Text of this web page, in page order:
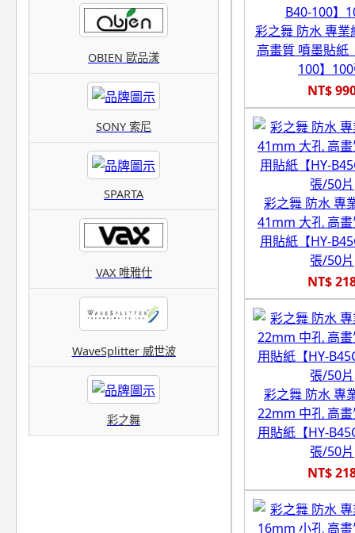
OBIEN 歐品漾
SONY 索尼
SPARTA
VAX 唯雅仕
WaveSplitter 威世波
彩之舞
彩之舞 防水 專業
高畫質 噴墨貼紙
100】
NT$
彩之舞 防水 專
41mm 大孔 高
用貼紙【HY-
張/50片
NT$
彩之舞 防水 專
22mm 中孔 高
用貼紙【HY-
張/50片
NT$